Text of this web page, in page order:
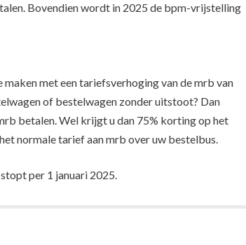
Bovendien wordt in 2025 de bpm-vrijstelling
met een tariefsverhoging van de mrb van
of bestelwagen zonder uitstoot? Dan
betalen. Wel krijgt u dan 75% korting op het
normale tarief aan mrb over uw bestelbus.
per 1 januari 2025.